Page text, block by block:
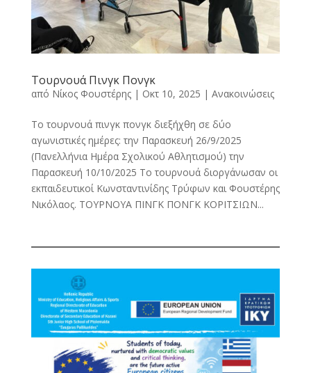
Τουρνουά Πινγκ Πονγκ
από Νίκος Φουστέρης| Οκτ 10, 2025 | Ανακοινώσεις
Το τουρνουά πινγκ πονγκ διεξήχθη σε δύο
αγωνιστικές ημέρες: την Παρασκευή 26/9/2025
(Πανελλήνια Ημέρα Σχολικού Αθλητισμού) την
Παρασκευή 10/10/2025 Το τουρνουά διοργάνωσαν οι
εκπαιδευτικοί Κωνσταντινίδης Τρύφων και Φουστέρης
Νικόλαος. ΤΟΥΡΝΟΥΑ ΠΙΝΓΚ ΠΟΝΓΚ ΚΟΡΙΤΣΙΩΝ...